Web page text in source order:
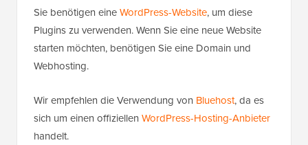
Sie benötigen eineWordPress-Website, um diese
Plugins zu verwenden. Wenn Sie eine neue Website
starten möchten, benötigen Sie eine Domain und
Webhosting.
Wir empfehlen die Verwendung von Bluehost, da es
sich um einen offiziellen WordPress-Hosting-Anbieter
handelt.